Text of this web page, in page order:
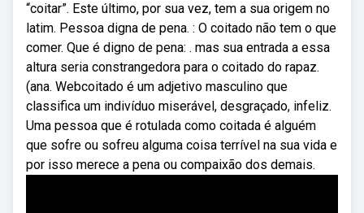
“coitar”. Este último, por sua vez, tem a sua origem no
latim. Pessoa digna de pena. : O coitado não tem o que
comer. Que é digno de pena: . mas sua entrada a essa
altura seria constrangedora para o coitado do rapaz.
(ana. Webcoitado é um adjetivo masculino que
classifica um indivíduo miserável, desgraçado, infeliz.
Uma pessoa que é rotulada como coitada é alguém
que sofre ou sofreu alguma coisa terrível na sua vida e
por isso merece a pena ou compaixão dos demais.